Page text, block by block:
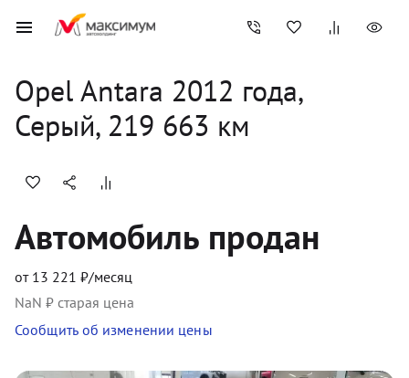
OpelAntara 2012
года,
Серый, 219 663 км
Автомобиль продан
от 13 221 ₽/месяц
NaN ₽ старая цена
Сообщить об изменении цены